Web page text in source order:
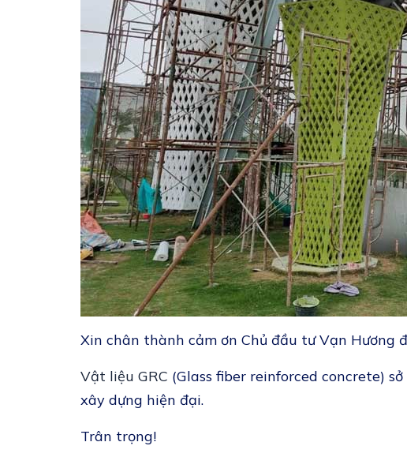
Xin chân thành cảm ơn Chủ đầu tư Vạn Hương
Vật liệu GRC (Glass fiber reinforced concrete)
xây dựng hiện đại.
Trân trọng!